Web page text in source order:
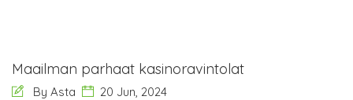
Maailman parhaat kasinoravintolat
By Asta 20 Jun, 2024